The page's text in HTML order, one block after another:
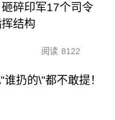
碎印军17个司令
结构
阅读 8122
扔的\"都不敢提！